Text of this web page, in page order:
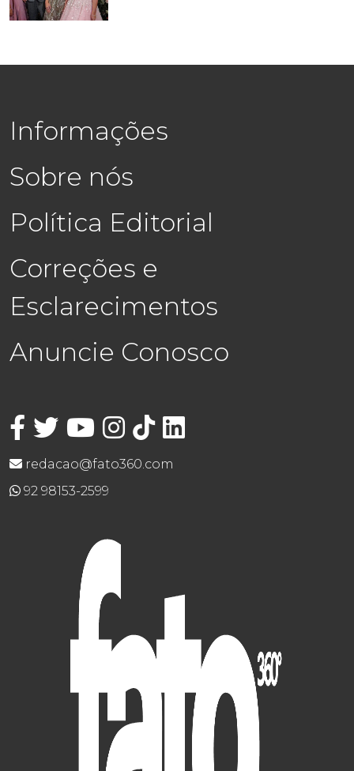
Informações
Sobre nós
Política Editorial
Correções e
Esclarecimentos
Anuncie Conosco
redacao@fato360.com
92 98153-2599